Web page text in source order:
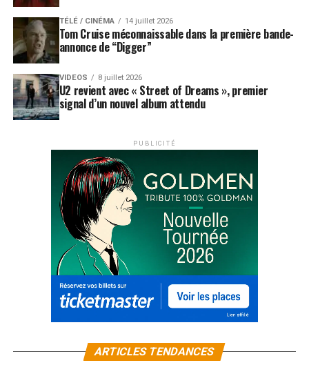
TÉLÉ / CINÉMA 14 juillet 2026
Tom Cruise méconnaissable dans la première bande-
annonce de “Digger”
VIDEOS 8 juillet 2026
U2 revient avec « Street of Dreams », premier
signal d’un nouvel album attendu
PUBLICITÉ
ARTICLES TENDANCES